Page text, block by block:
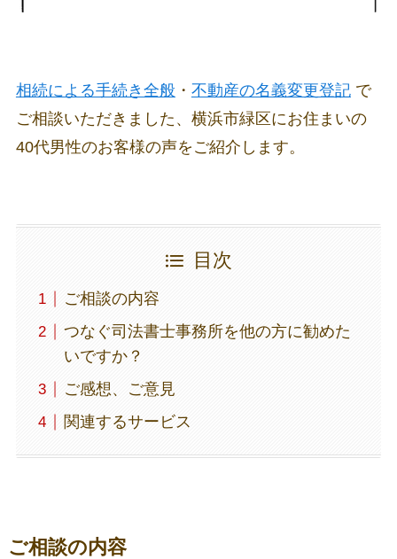
相続による手続き全般・ 不動産の名義変更登記で
ご相談いただきました、横浜市緑区にお住まいの
40代男性のお客様の声をご紹介します。
目次
ご相談の内容
つなぐ司法書士事務所を他の方に勧めた
いですか？
ご感想、ご意見
関連するサービス
ご相談の内容